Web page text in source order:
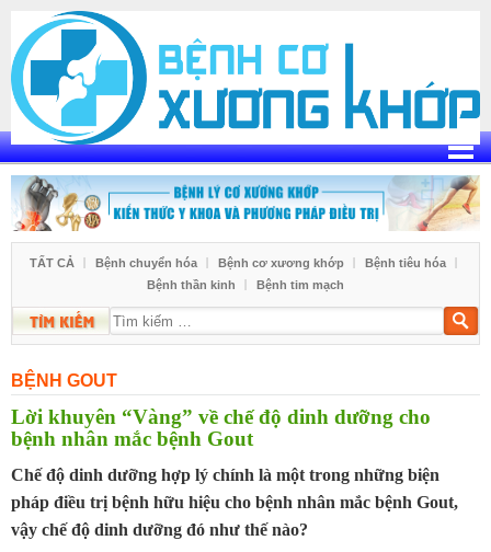
content
TẤT CẢ Bệnh chuyển hóa Bệnh cơ xương khớp
Bệnh tiêu hóa
Bệnh thần kinh
Bệnh tim mạch
Tìm
BỆNH GOUT
Lời khuyên “Vàng” về chế độ dinh dưỡng cho
bệnh nhân mắc bệnh Gout
Chế độ dinh dưỡng hợp lý chính là một trong những biện
pháp điều trị bệnh hữu hiệu cho bệnh nhân mắc bệnh Gout,
vậy chế độ dinh dưỡng đó như thế nào?